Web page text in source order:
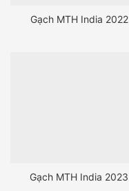
Gạch MTH India 2022
Gạch MTH India 2023